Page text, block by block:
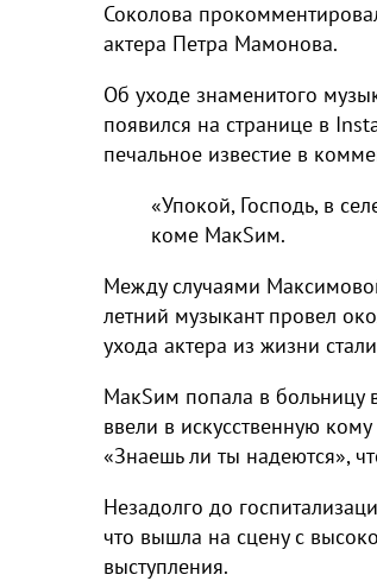
Соколова
актера Петра Мамонова.
Об уходе знаменитого
появился на странице в
печальное известие в
«Упокой, Господь, в
коме МакSим.
Между случаями
летний музыкант провел
ухода актера из жизни
МакSим попала в больницу
ввели в искусственную
«Знаешь ли ты надеются»,
Незадолго до
что вышла на сцену с
выступления.